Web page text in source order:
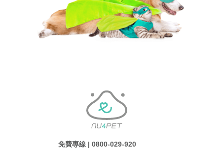
免費專線 | 0800-029-920